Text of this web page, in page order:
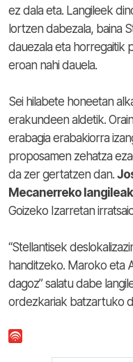
ez dala eta. Langileek
lortzen dabezala, baina
dauezala eta horregaitik
eroan nahi dauela.
Sei hilabete honeetan
erakundeen aldetik.
erabagia erabakiorra
proposamen zehatza
da zer gertatzen dan.
Mecanerreko langileak
Goizeko Izarretan
“Stellantisek
handitzeko. Maroko eta
dagoz” salatu dabe
ordezkariak batzartuko